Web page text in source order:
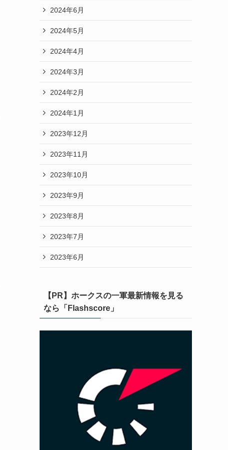
2024年6月
2024年5月
2024年4月
2024年3月
2024年2月
2024年1月
2023年12月
2023年11月
2023年10月
2023年9月
2023年8月
2023年7月
2023年6月
【PR】ホークスの一軍最新情報を見る
なら「Flashscore」